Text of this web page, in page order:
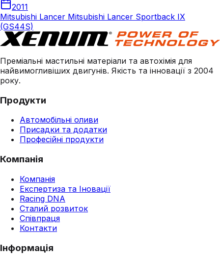
2011
Mitsubishi Lancer Mitsubishi Lancer Sportback IX
(GS44S)
Преміальні мастильні матеріали та автохімія для
найвимогливіших двигунів. Якість та інновації з 2004
року.
Продукти
Автомобільні оливи
Присадки та додатки
Професійні продукти
Компанія
Компанія
Експертиза та Іновації
Racing DNA
Сталий розвиток
Співпраця
Контакти
Інформація